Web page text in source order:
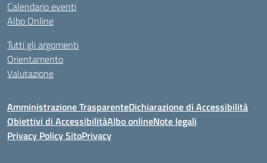
Calendario eventi
Albo Online
Tutti gli argomenti
Orientamento
Valutazione
Amministrazione TrasparenteDichiarazione di Accessibilità
Obiettivi di AccessibilitàAlbo onlineNote legali
Privacy Policy SitoPrivacy